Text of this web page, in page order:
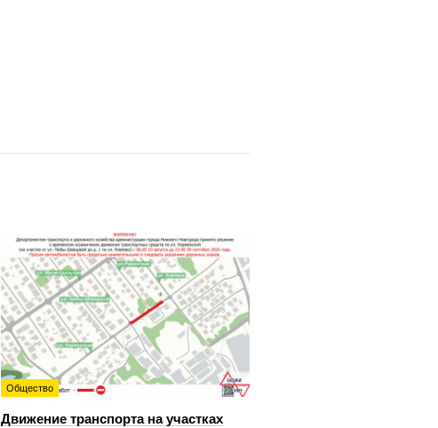
Общество
Движение транспорта на участках